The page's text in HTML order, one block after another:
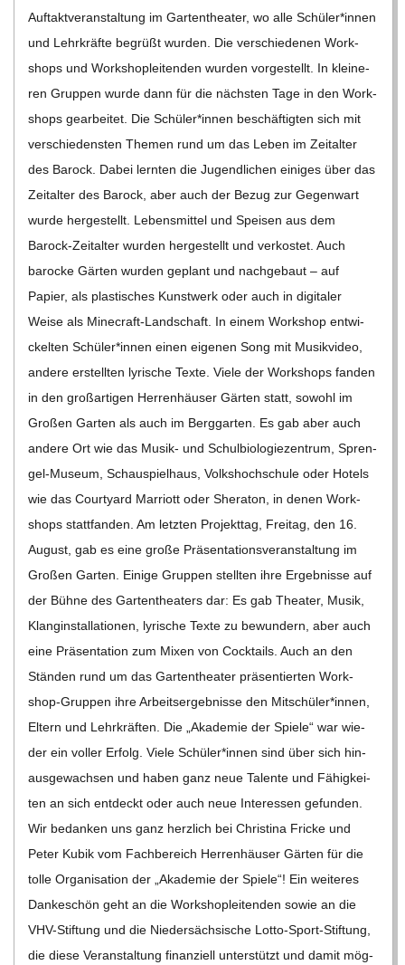
Auf­takt­ver­an­stal­tung im Gar­ten­thea­ter, wo alle Schüler*innen
und Lehr­kräfte begrüßt wur­den. Die ver­schie­de­nen Work­
shops und Work­shop­lei­ten­den wur­den vor­ge­stellt. In klei­ne­
ren Grup­pen wurde dann für die nächs­ten Tage in den Work­
shops gear­bei­tet. Die Schüler*innen beschäf­tig­ten sich mit
ver­schie­dens­ten The­men rund um das Leben im Zeit­al­ter
des Barock. Dabei lern­ten die Jugend­li­chen eini­ges über das
Zeit­al­ter des Barock, aber auch der Bezug zur Gegen­wart
wurde her­ge­stellt. Lebens­mit­tel und Spei­sen aus dem
Barock-Zei­t­al­­ter wur­den her­ge­stellt und ver­kos­tet. Auch
baro­cke Gär­ten wur­den geplant und nach­ge­baut – auf
Papier, als plas­ti­sches Kunst­werk oder auch in digi­ta­ler
Weise als Mine­­craft-Lan­d­­schaft. In einem Work­shop ent­wi­
ckel­ten Schüler*innen einen eige­nen Song mit Musik­vi­deo,
andere erstell­ten lyri­sche Texte. Viele der Work­shops fan­den
in den groß­ar­ti­gen Her­ren­häu­ser Gär­ten statt, sowohl im
Gro­ßen Gar­ten als auch im Berg­gar­ten. Es gab aber auch
andere Ort wie das Musik- und Schul­bio­lo­gie­zen­trum, Spren­­
gel-Museum, Schau­spiel­haus, Volks­hoch­schule oder Hotels
wie das Cour­ty­ard Mar­riott oder She­ra­ton, in denen Work­
shops statt­fan­den. Am letz­ten Pro­jekt­tag, Frei­tag, den 16.
August, gab es eine große Prä­sen­ta­ti­ons­ver­an­stal­tung im
Gro­ßen Gar­ten. Einige Grup­pen stell­ten ihre Ergeb­nisse auf
der Bühne des Gar­ten­thea­ters dar: Es gab Thea­ter, Musik,
Klang­in­stal­la­tio­nen, lyri­sche Texte zu bewun­dern, aber auch
eine Prä­sen­ta­tion zum Mixen von Cock­tails. Auch an den
Stän­den rund um das Gar­ten­thea­ter prä­sen­tier­ten Work­­
shop-Grup­­pen ihre Arbeits­er­geb­nisse den Mitschüler*innen,
Eltern und Lehr­kräf­ten. Die „Aka­de­mie der Spiele“ war wie­
der ein vol­ler Erfolg. Viele Schüler*innen sind über sich hin­
aus­ge­wach­sen und haben ganz neue Talente und Fähig­kei­
ten an sich ent­deckt oder auch neue Inter­es­sen gefun­den.
Wir bedan­ken uns ganz herz­lich bei Chris­tina Fri­cke und
Peter Kubik vom Fach­be­reich Her­ren­häu­ser Gär­ten für die
tolle Orga­ni­sa­tion der „Aka­de­mie der Spiele“! Ein wei­te­res
Dan­ke­schön geht an die Work­shop­lei­ten­den sowie an die
VHV-Stif­­tung und die Nie­der­säch­si­sche Lotto-Sport-Stif­­tung,
die diese Ver­an­stal­tung finan­zi­ell unter­stützt und damit mög­